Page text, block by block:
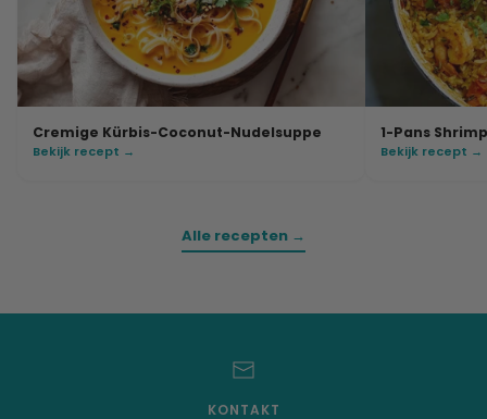
Cremige Kürbis-Coconut-Nudelsuppe
Bekijk recept →
1-Pans
Bekijk recept →
Alle recepten →
KONTAKT